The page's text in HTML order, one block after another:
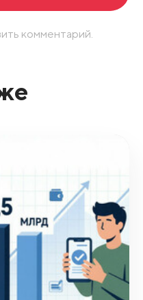
комментарий.